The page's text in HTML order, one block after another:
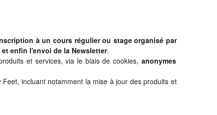
à un cours régulier ou stage organisé par
enfin l'envoi de la Newsletter.
et services, via le biais de cookies, anonymes
incluant notamment la mise à jour des produits et